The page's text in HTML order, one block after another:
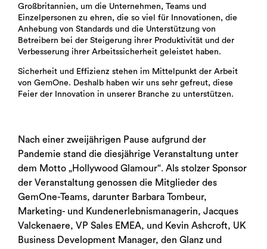
Großbritannien, um die Unternehmen, Teams und
Einzelpersonen zu ehren, die so viel für Innovationen, die
Anhebung von Standards und die Unterstützung von
Betreibern bei der Steigerung ihrer Produktivität und der
Verbesserung ihrer Arbeitssicherheit geleistet haben.
Sicherheit und Effizienz stehen im Mittelpunkt der Arbeit
von GemOne. Deshalb haben wir uns sehr gefreut, diese
Feier der Innovation in unserer Branche zu unterstützen.
Nach einer zweijährigen Pause aufgrund der
Pandemie stand die diesjährige Veranstaltung unter
dem Motto „Hollywood Glamour“. Als stolzer Sponsor
der Veranstaltung genossen die Mitglieder des
GemOne-Teams, darunter Barbara Tombeur,
Marketing- und Kundenerlebnismanagerin, Jacques
Valckenaere, VP Sales EMEA, und Kevin Ashcroft, UK
Business Development Manager, den Glanz und